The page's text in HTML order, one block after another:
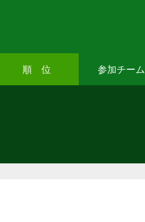
順 位 参加チーム